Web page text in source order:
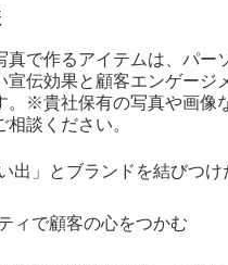
真で作るアイテムは、パー
宣伝効果と顧客エンゲージ
。※貴社保有の写真や画像
談ください。
出」とブランドを結びつけ
ィで顧客の心をつかむ